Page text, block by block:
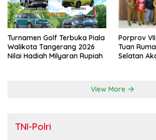
Turnamen Golf Terbuka Piala
Walikota Tangerang 2026
Nilai Hadiah Milyaran Rupiah
Porprov
Tuan
Selatan
View More
TNI-Polri